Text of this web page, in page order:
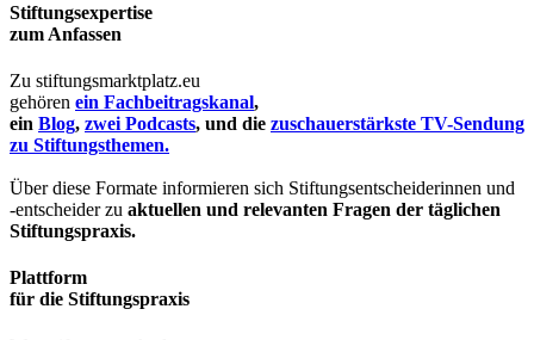
Stiftungsexpertise
zum Anfassen
Zu stiftungsmarktplatz.eu
gehören ein Fachbeitragskanal,
ein Blog, zwei Podcasts, und die zuschauerstärkste TV-Sendung
zu Stiftungsthemen.
Über diese Formate informieren sich Stiftungsentscheiderinnen und
-entscheider zu aktuellen und relevanten Fragen der täglichen
Stiftungspraxis.
Plattform
für die Stiftungspraxis